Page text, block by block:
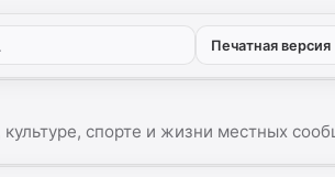
Печатная версия
спорте и жизни местных